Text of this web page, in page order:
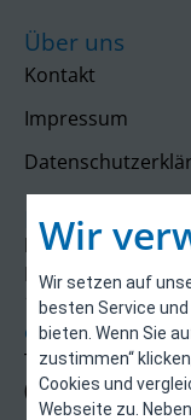
Wir
Wir setzen auf
besten Service
bieten. Wenn Sie
zustimmen“
Cookies und
Webseite zu.
Über uns
Kontakt
Impressum
Kontakt
E-Control
Rudolfsplatz 13a
1010 Wien
Tel +43 1 5324724
(Mo, Mi-Fr 09:30-